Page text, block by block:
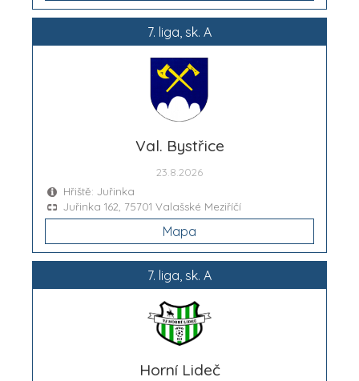
7. liga, sk. A
Val. Bystřice
23.8.2026
Hřiště: Juřinka
Juřinka 162, 75701 Valašské Meziříčí
Mapa
7. liga, sk. A
Horní Lideč